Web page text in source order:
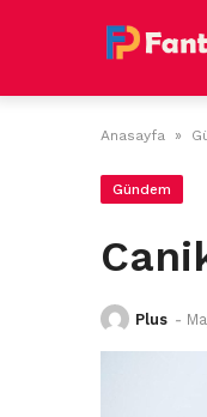
Anasayfa »
Gündem
Plus -